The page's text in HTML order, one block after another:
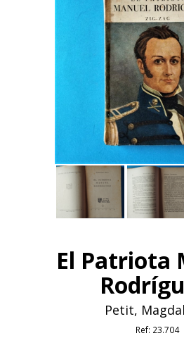
El Patriota
Petit,
Ref: 23.704